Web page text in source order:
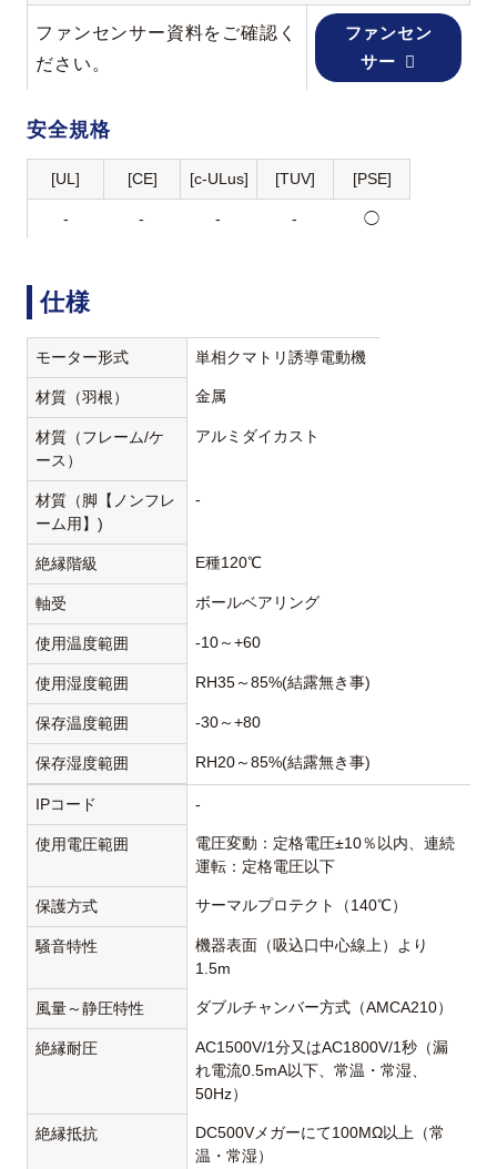
ファンセンサー資料をご確認く
ださい。
ファンセン
サー
安全規格
[UL] [CE] [c-ULus] [TUV] [PSE]
- - - - ◯
仕様
モーター形式 単相クマトリ誘導電動機
材質（羽根） 金属
材質（フレーム/ケ
ース）
アルミダイカスト
材質（脚【ノンフレ
ーム用】)
-
絶縁階級 E種120℃
軸受 ボールベアリング
使用温度範囲 -10～+60
使用湿度範囲 RH35～85%(結露無き事)
保存温度範囲 -30～+80
保存湿度範囲 RH20～85%(結露無き事)
IPコード -
使用電圧範囲
電圧変動：定格電圧±10％以内、連続
運転：定格電圧以下
保護方式 サーマルプロテクト（140℃）
騒音特性
機器表面（吸込口中心線上）より
1.5m
風量～静圧特性 ダブルチャンバー方式（AMCA210）
絶縁耐圧
AC1500V/1分又はAC1800V/1秒（漏
れ電流0.5mA以下、常温・常湿、
50Hz）
絶縁抵抗
DC500Vメガーにて100MΩ以上（常
温・常湿）